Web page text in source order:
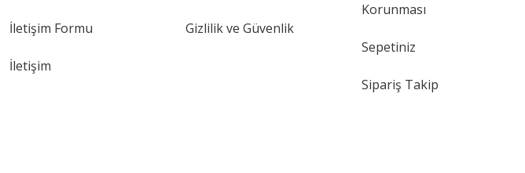
İletişim Formu
İletişim
Gizlilik ve Güvenlik
Korunması
Sepetiniz
Sipariş Takip